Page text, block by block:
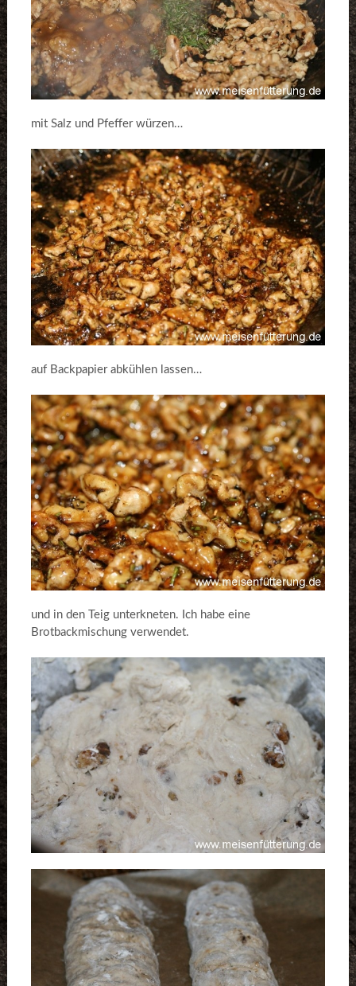
mit Salz und Pfeffer würzen…
auf Backpapier abkühlen lassen…
und in den Teig unterkneten. Ich habe eine
Brotbackmischung verwendet.